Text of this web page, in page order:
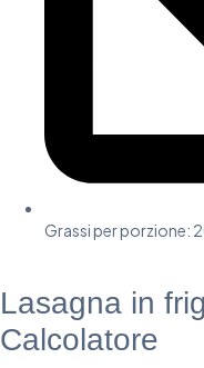
Grassi per porzione:
Lasagna in
Calcolatore